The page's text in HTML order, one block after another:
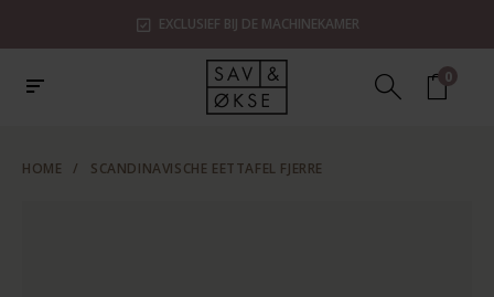
EXCLUSIEF BIJ DE MACHINEKAMER
0
HOME / SCANDINAVISCHE EETTAFEL FJERRE